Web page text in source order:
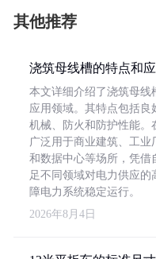
其他推荐
浇筑母线槽的特点和
本文详细介绍了浇筑母线
应用领域。其特点包括良
机械、防火和防护性能。
广泛用于商业建筑、工业
和数据中心等场所，凭借
足不同领域对电力供应的
障电力系统稳定运行。
2026年8月4日